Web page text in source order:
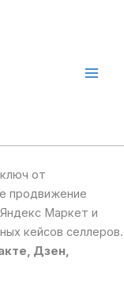
от
продвижение
Маркет и
кейсов селлеров.
Дзен,